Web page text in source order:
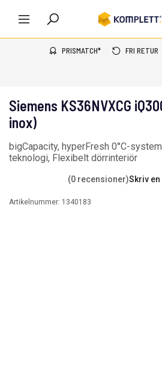
PRISMATCH* FRI RETUR
Siemens KS36NVXCG
inox)
bigCapacity, hyperFresh 0°C-
teknologi, Flexibelt dörrinteriör
(0 recensioner)Skriv
Artikelnummer: 1340183